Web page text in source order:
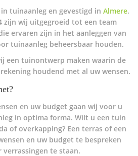
tuinaanleg en gevestigd in Almere.
zijn wij uitgegroeid tot een team
ervaren zijn in het aanleggen van
tuinaanleg beheersbaar houden.
een tuinontwerp maken waarin de
houdend met al uw wensen.
en uw budget gaan wij voor u
in optima forma. Wilt u een tuin
of overkapping? Een terras of een
en uw budget te bespreken
verrassingen te staan.